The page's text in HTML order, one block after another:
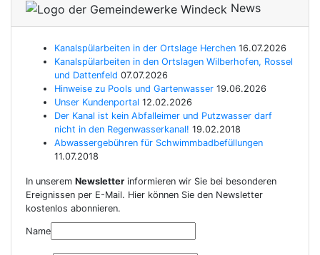
News
Kanalspülarbeiten in der Ortslage Herchen 16.07.2026
Kanalspülarbeiten in den Ortslagen Wilberhofen, Rossel
und Dattenfeld 07.07.2026
Hinweise zu Pools und Gartenwasser 19.06.2026
Unser Kundenportal 12.02.2026
Der Kanal ist kein Abfalleimer und Putzwasser darf
nicht in den Regenwasserkanal! 19.02.2018
Abwassergebühren für Schwimmbadbefüllungen
11.07.2018
In unserem Newsletter informieren wir Sie bei besonderen
Ereignissen per E-Mail. Hier können Sie den Newsletter
kostenlos abonnieren.
Name